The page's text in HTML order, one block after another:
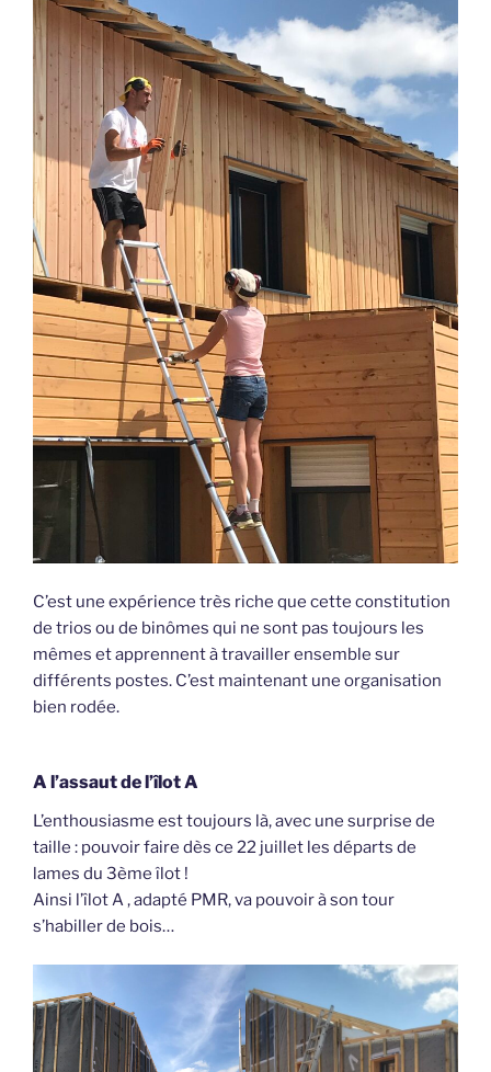
C’est une expérience très riche que cette constitution
de trios ou de binômes qui ne sont pas toujours les
mêmes et apprennent à travailler ensemble sur
différents postes. C’est maintenant une organisation
bien rodée.
A l’assaut de l’îlot A
L’enthousiasme est toujours là, avec une surprise de
taille : pouvoir faire dès ce 22 juillet les départs de
lames du 3ème îlot !
Ainsi l’îlot A , adapté PMR, va pouvoir à son tour
s’habiller de bois…